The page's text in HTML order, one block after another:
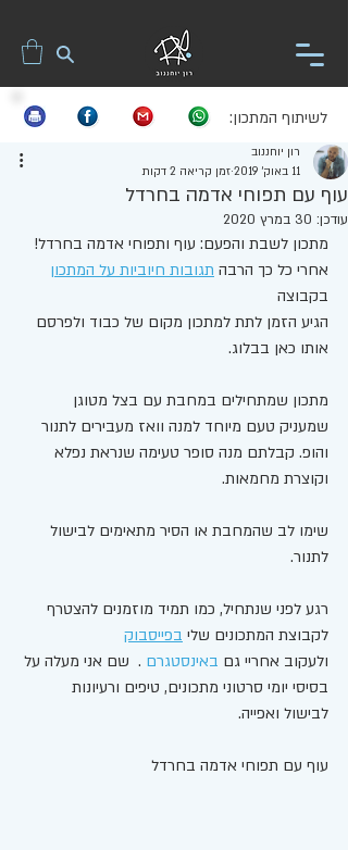
לשיתוף המתכון:
עוף עם תפוחי אדמה בחרדל
רון יוחננוב
11 באוק׳ 2019
זמן קריאה 2 דקות
עודכן: 30 במרץ 2020
מתכון לשבת והפעם: עוף ותפוחי אדמה בחרדל!
אחרי כל כך הרבה תגובות חיוביות על המתכון
בקבוצה
הגיע הזמן לתת למתכון מקום של כבוד ולפרסם
אותו כאן בבלוג.
מתכון שמתחילים במחבת עם בצל מטוגן
שמעניק טעם מיוחד למנה וואז מעבירים לתנור
והופ. קבלתם מנה סופר טעימה שנראת נפלא
וקוצרת מחמאות.
שימו לב שהמחבת או הסיר מתאימים לבישול
לתנור.
רגע לפני שנתחיל, כמו תמיד מוזמנים להצטרף
לקבוצת המתכונים שלי בפייסבוק
ולעקוב אחריי גם באינסטגרם .  שם אני מעלה על
בסיסי יומי סרטוני מתכונים, טיפים ורעיונות
לבישול ואפייה.
עוף עם תפוחי אדמה בחרדל